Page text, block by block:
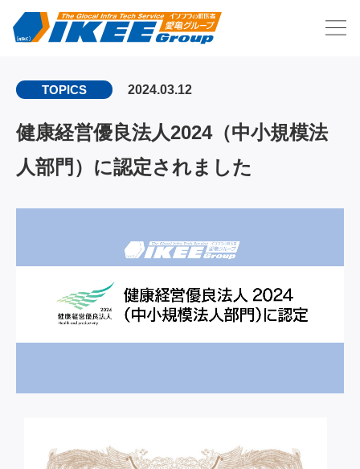
TOPICS 2024.03.12
健康経営優良法人2024（中小規模法
人部門）に認定されました